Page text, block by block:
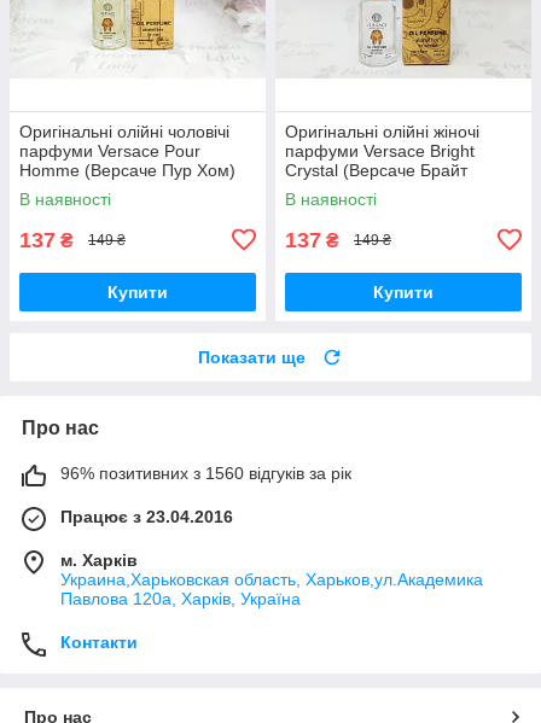
Оригінальні олійні чоловічі
парфуми Versace Pour
Homme (Версаче Пур Хом)
12 мл
В наявності
137 ₴ 149 ₴
Купити
Оригінальні олійні жіночі
парфуми Versace Bright
Crystal (Версаче Брайт
Крістал) 12 мл
В наявності
137 ₴ 149 ₴
Купити
Показати ще
Про нас
96% позитивних з 1560 відгуків за рік
Працює з 23.04.2016
м. Харків
Украина,Харьковская область, Харьков,ул.Академика
Павлова 120а, Харків, Україна
Контакти
Про нас